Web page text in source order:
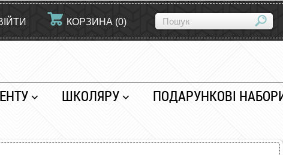
КОРЗИНА (0)
ШКОЛЯРУ ПОДАРУНКОВІ